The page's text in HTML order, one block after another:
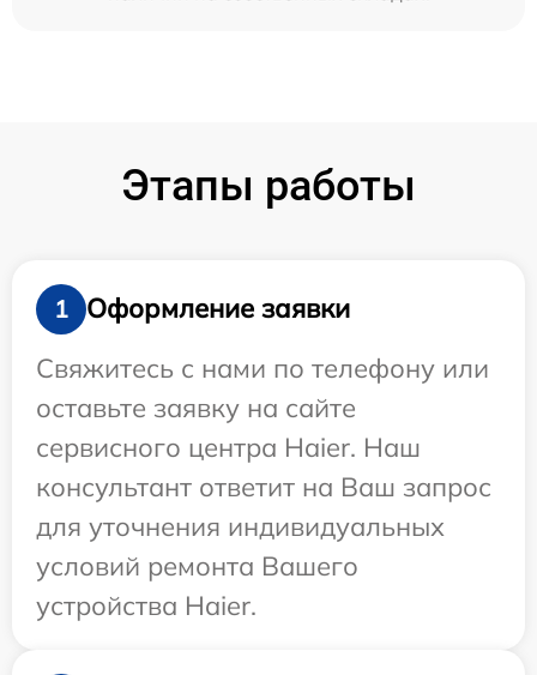
Этапы работы
1
Оформление заявки
Свяжитесь с нами по телефону или
оставьте заявку на сайте
сервисного центра Haier. Наш
консультант ответит на Ваш запрос
для уточнения индивидуальных
условий ремонта Вашего
устройства Haier.